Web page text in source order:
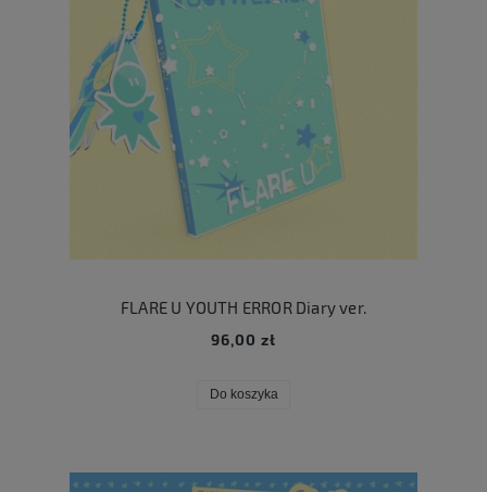
FLARE U YOUTH ERROR Diary ver.
96,00 zł
Do koszyka